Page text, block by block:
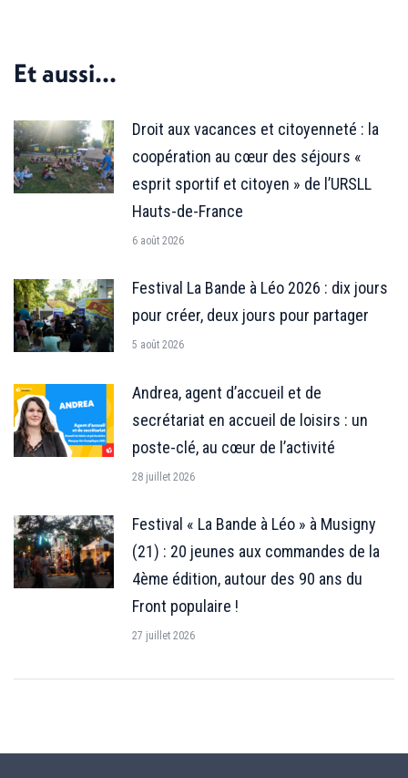
Et aussi...
Droit aux vacances et citoyenneté : la
coopération au cœur des séjours «
esprit sportif et citoyen » de l’URSLL
Hauts-de-France
6 août 2026
Festival La Bande à Léo 2026 : dix jours
pour créer, deux jours pour partager
5 août 2026
Andrea, agent d’accueil et de
secrétariat en accueil de loisirs : un
poste-clé, au cœur de l’activité
28 juillet 2026
Festival « La Bande à Léo » à Musigny
(21) : 20 jeunes aux commandes de la
4ème édition, autour des 90 ans du
Front populaire !
27 juillet 2026